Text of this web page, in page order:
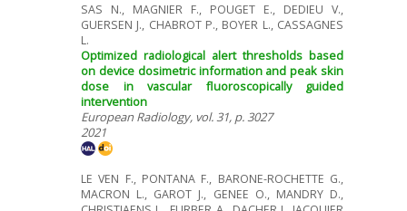
SAS N., MAGNIER F., POUGET E., DEDIEU V.,
GUERSEN J., CHABROT P., BOYER L., CASSAGNES
L.
Optimized radiological alert thresholds based
on device dosimetric information and peak skin
dose in vascular fluoroscopically guided
intervention
European Radiology, vol. 31, p. 3027
2021
LE VEN F., PONTANA F., BARONE-ROCHETTE G.,
MACRON L., GAROT J., GENEE O., MANDRY D.,